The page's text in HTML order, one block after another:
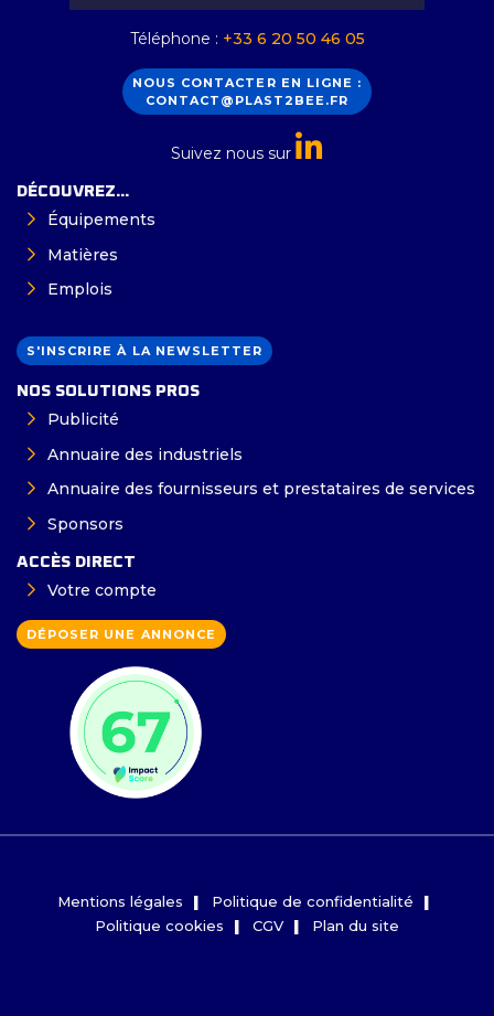
Téléphone : +33 6 20 50 46 05
NOUS CONTACTER EN LIGNE :
CONTACT@PLAST2BEE.FR
Suivez nous sur
DÉCOUVREZ...
Équipements
Matières
Emplois
S'INSCRIRE À LA NEWSLETTER
NOS SOLUTIONS PROS
Publicité
Annuaire des industriels
Annuaire des fournisseurs et prestataires de services
Sponsors
ACCÈS DIRECT
Votre compte
DÉPOSER UNE ANNONCE
Mentions légales
Politique de confidentialité
Politique cookies
CGV Plan du site